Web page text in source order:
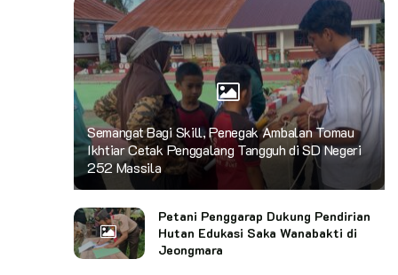
Semangat Bagi Skill, Penegak Ambalan Tomau
Ikhtiar Cetak Penggalang Tangguh di SD Negeri
252 Massila
Petani Penggarap Dukung Pendirian
Hutan Edukasi Saka Wanabakti di
Jeongmara